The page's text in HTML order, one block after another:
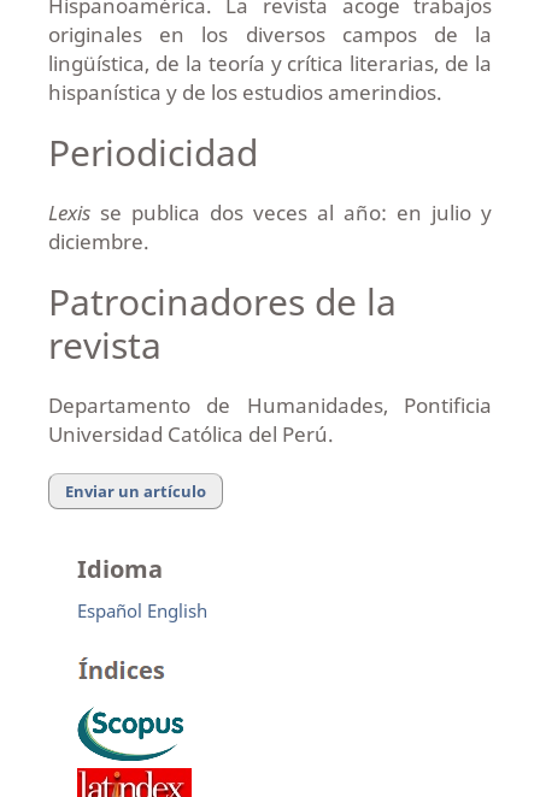
originales en los diversos campos de la
lingüística, de la teoría y crítica literarias, de la
hispanística y de los estudios amerindios.
Periodicidad
Lexisse publica dos veces al año: en julio y
diciembre.
Patrocinadores de la
revista
Departamento de Humanidades, Pontificia
Universidad Católica del Perú.
Enviar un artículo
Idioma
Español English